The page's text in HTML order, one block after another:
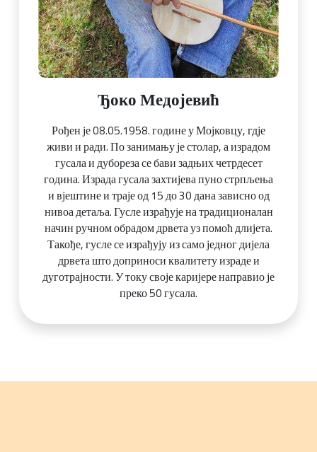
Ђоко Медојевић
Рођен је 08.05.1958. године у Мојковцу, гдје
живи и ради. По занимању је столар, а израдом
гусала и дубореза се бави задњих четрдесет
година. Израда гусала захтијева пуно стрпљења
и вјештине и траје од 15 до 30 дана зависно од
нивоа детаља. Гусле израђује на традиционалан
начин ручном обрадом дрвета уз помоћ длијета.
Такође, гусле се израђују из само једног дијела
дрвета што доприноси квалитету израде и
дуготрајности. У току своје каријере направио је
преко 50 гусала.